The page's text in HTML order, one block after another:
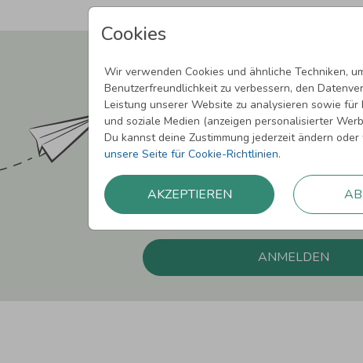
Cookies
Wir verwenden Cookies und ähnliche Techniken,
Benutzerfreundlichkeit zu verbessern, den
Leistung unserer Website zu analysieren sowie für
und soziale Medien (anzeigen personalisierter
Du kannst deine Zustimmung jederzeit ändern
unsere Seite für Cookie-Richtlinien.
AKZEPTIEREN
Newsletter abonnieren
Melde Dich zu unserem Newsletter an
Einwilligung zur Datennutzung für
können. Dies umfasst den Versand unseres
Facebook und Google anzeigen. Um Dir diesen
erforderlich. Du kannst diese Einwilligung jederzeit
ANMELDEN